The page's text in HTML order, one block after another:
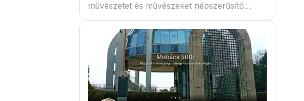
művészetet és művészeket népszerűsítő
beszélgető műsora